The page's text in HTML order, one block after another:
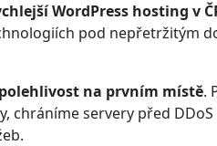
WordPress hosting v
pod nepřetržitým
na prvním místě.
chráníme servery před